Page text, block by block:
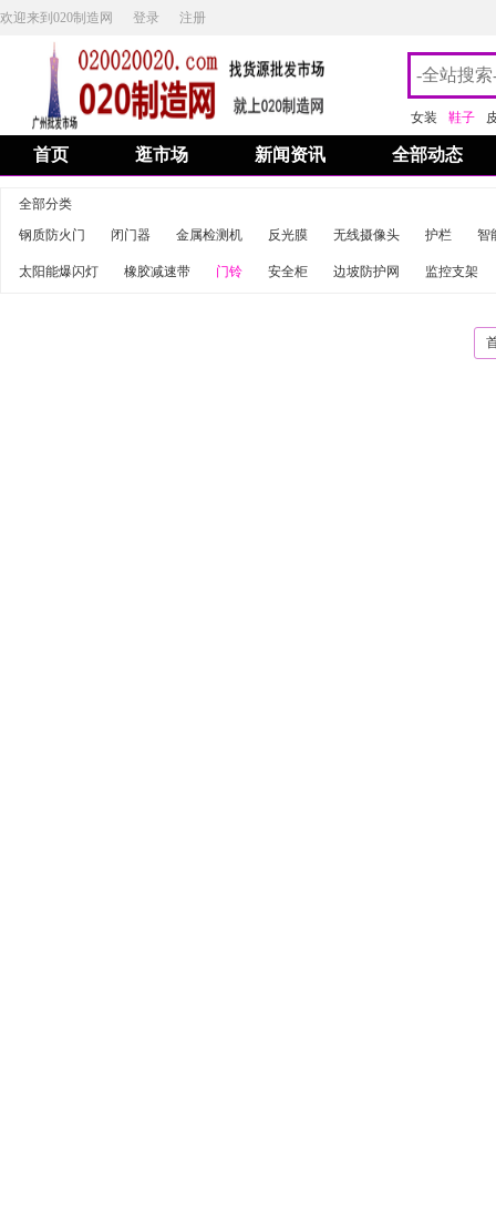
欢迎来到020制造网 登录 注册
女装 鞋子
首页 逛市场 新闻资讯 全部动态
全部分类
钢质防火门
闭门器 金属检测机 反光膜 无线摄像头 护栏 智
太阳能爆闪灯 橡胶减速带 门铃 安全柜 边坡防护网 监控支架